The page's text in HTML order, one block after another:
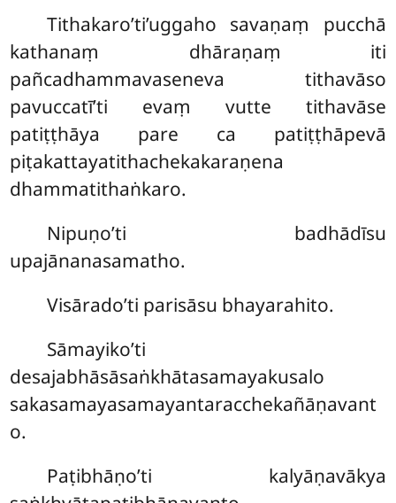
Tithakaro’ti’uggaho savaṇaṃ pucchā
kathanaṃ dhāraṇaṃ iti
pañcadhammavaseneva tithavāso
pavuccatī’ti evaṃ vutte tithavāse
patiṭṭhāya pare ca patiṭṭhāpevā
piṭakattayatithachekakaraṇena
dhammatithaṅkaro.
Nipuṇo’ti badhādīsu
upajānanasamatho.
Visārado’ti parisāsu bhayarahito.
Sāmayiko’ti
desajabhāsāsaṅkhātasamayakusalo
sakasamayasamayantaracchekañāṇavant
o.
Paṭibhāṇo’ti kalyāṇavākya